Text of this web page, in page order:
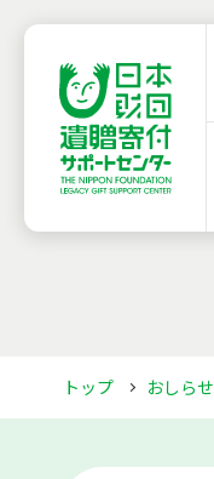
トップ おしらせ